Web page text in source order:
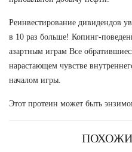
Реинвестирование дивидендов
в 10 раз больше! Копинг-
азартным играм Все
нарастающем чувстве
началом игры.
Этот протеин может быть